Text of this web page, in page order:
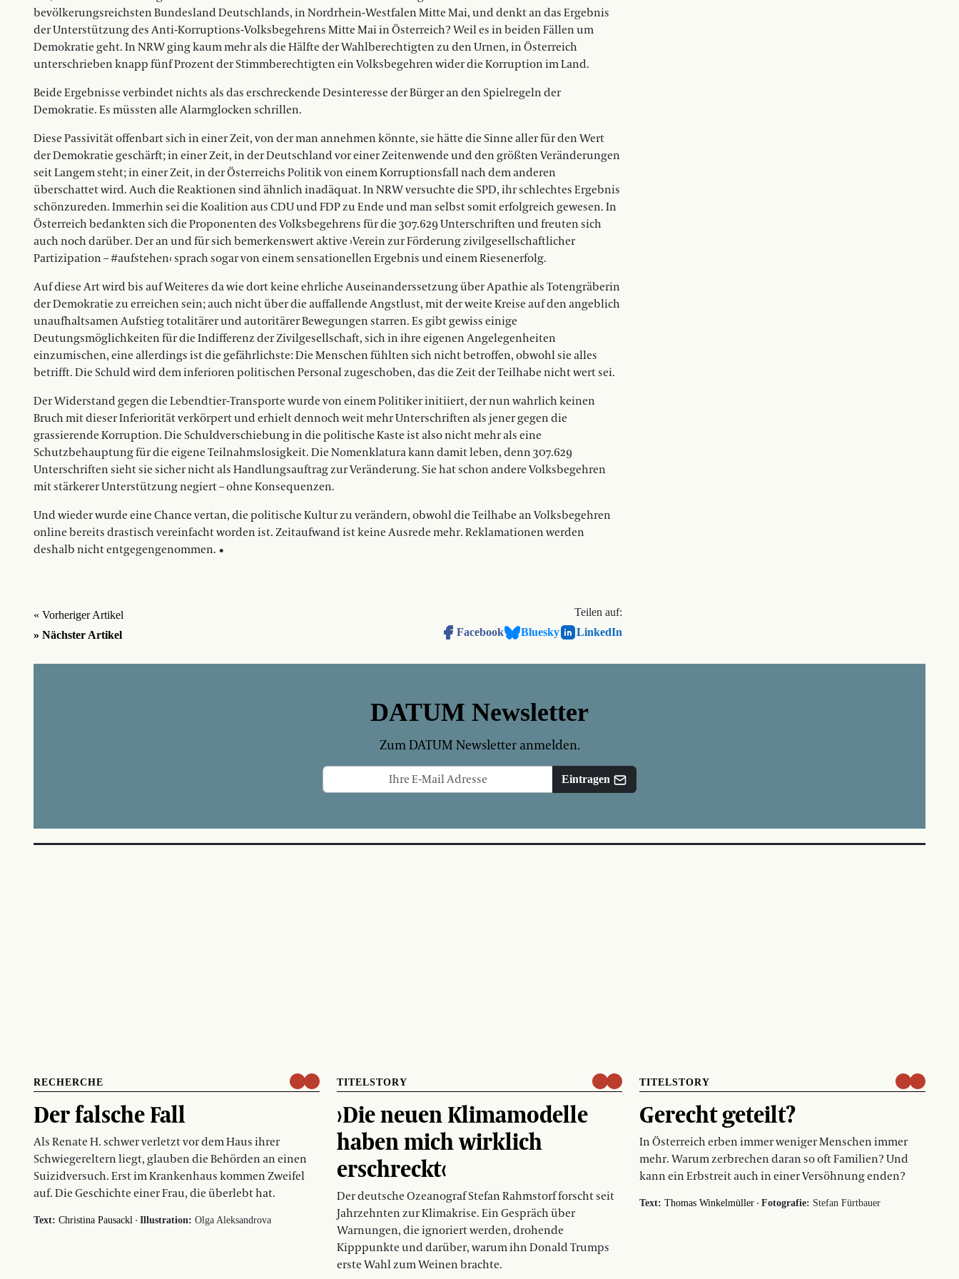
bevölkerungsreichsten Bundesland Deutschlands, in Nordrhein-Westfalen Mitte Mai, und denkt an das Ergebnis
der Unterstützung des Anti-Korruptions-Volksbegehrens Mitte Mai in Österreich? Weil es in beiden Fällen um
Demokratie geht. In NRW ging kaum mehr als die Hälfte der Wahlberechtigten zu den Urnen, in Österreich
unterschrieben knapp fünf Prozent der Stimmberechtigten ein Volksbegehren wider die Korruption im Land.
Beide Ergebnisse verbindet nichts als das erschreckende Desinteresse der Bürger an den Spielregeln der
Demokratie. Es müssten alle Alarmglocken schrillen.
Diese Passivität offenbart sich in einer Zeit, von der man annehmen könnte, sie hätte die Sinne aller für den Wert
der Demokratie geschärft; in einer Zeit, in der Deutschland vor einer Zeitenwende und den größten Veränderungen
seit Langem steht; in einer Zeit, in der Österreichs Politik von einem Korruptionsfall nach dem anderen
überschattet wird. Auch die Reaktionen sind ähnlich inadäquat. In NRW versuchte die SPD, ihr schlechtes Ergebnis
schönzureden. Immerhin sei die Koalition aus CDU und FDP zu Ende und man selbst somit erfolgreich gewesen. In
Österreich bedankten sich die Proponenten des Volksbegehrens für die 307.629 Unterschriften und freuten sich
auch noch darüber. Der an und für sich bemerkenswert aktive ›Verein zur Förderung zivilgesellschaftlicher
Partizipation – #aufstehen‹ sprach sogar von einem sensationellen Ergebnis und einem Riesenerfolg.
Auf diese Art wird bis auf Weiteres da wie dort keine ehrliche Auseinanderssetzung über Apathie als Totengräberin
der Demokratie zu erreichen sein; auch nicht über die auffallende Angstlust, mit der weite Kreise auf den angeblich
unaufhaltsamen Aufstieg totalitärer und autoritärer Bewegungen starren. Es gibt gewiss einige
Deutungsmöglichkeiten für die Indifferenz der Zivilgesellschaft, sich in ihre eigenen Angelegenheiten
einzumischen, eine allerdings ist die gefährlichste: Die Menschen fühlten sich nicht betroffen, obwohl sie alles
betrifft. Die Schuld wird dem inferioren politischen Personal zugeschoben, das die Zeit der Teilhabe nicht wert sei.
Der Widerstand gegen die Lebendtier-Transporte wurde von einem Politiker initiiert, der nun wahrlich keinen
Bruch mit dieser Inferiorität verkörpert und erhielt dennoch weit mehr Unterschriften als jener gegen die
grassierende Korruption. Die Schuldverschiebung in die politische Kaste ist also nicht mehr als eine
Schutzbehauptung für die eigene Teilnahmslosigkeit. Die Nomenklatura kann damit leben, denn 307.629
Unterschriften sieht sie sicher nicht als Handlungsauftrag zur Veränderung. Sie hat schon andere Volksbegehren
mit stärkerer Unterstützung negiert – ohne Konsequenzen.
Und wieder wurde eine Chance vertan, die politische Kultur zu verändern, obwohl die Teilhabe an Volksbegehren
online bereits drastisch vereinfacht worden ist. Zeitaufwand ist keine Ausrede mehr. Reklamationen werden
deshalb nicht entgegengenommen. •
« Vorheriger Artikel
» Nächster Artikel
Teilen auf:
Facebook
Bluesky LinkedIn
DATUM Newsletter
Zum DATUM Newsletter anmelden.
Eintragen
RECHERCHE
Der falsche Fall
Als Renate H. schwer verletzt vor dem Haus ihrer
Schwiegereltern liegt, glauben die Behörden an einen
Suizidversuch. Erst im Krankenhaus kommen Zweifel
auf. Die Geschichte einer Frau, die überlebt hat.
Text: Christina Pausackl · Illustration: Olga Aleksandrova
TITELSTORY
›Die neuen Klimamodelle
haben mich wirklich
erschreckt‹
Der deutsche Ozeanograf Stefan Rahmstorf forscht seit
Jahrzehnten zur Klimakrise. Ein Gespräch über
Warnungen, die ignoriert werden, drohende
Kipppunkte und darüber, warum ihn Donald Trumps
erste Wahl zum Weinen brachte.
TITELSTORY
Gerecht geteilt?
In Österreich erben immer weniger Menschen immer
mehr. Warum zerbrechen daran so oft Familien? Und
kann ein Erbstreit auch in einer Versöhnung enden?
Text: Thomas Winkelmüller ·Fotografie: Stefan Fürtbauer